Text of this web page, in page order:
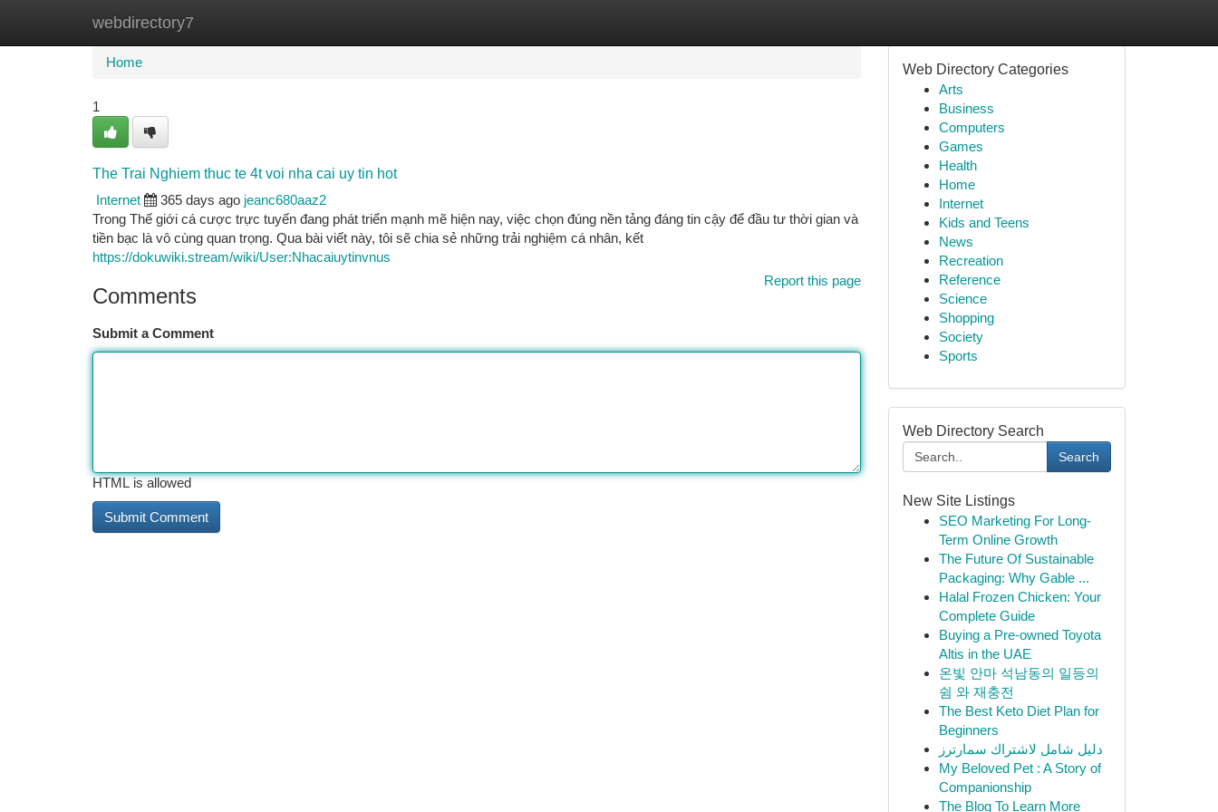
webdirectory7
Home New Site Listings
Home
1
The Trai Nghiem thuc te 4t voi nha cai uy tin hot
Internet
365 days ago jeanc680aaz2
Trong Thế giới cá cược trực tuyến đang phát triển mạnh mẽ hiện nay, việc chọn đúng nền tảng đáng tin cậy để đầu tư thời gian và
tiền bạc là vô cùng quan trọng. Qua bài viết này, tôi sẽ chia sẻ những trải nghiệm cá nhân, kết
https://dokuwiki.stream/wiki/User:Nhacaiuytinvnus
Report this page
Comments
Submit a Comment
HTML is allowed
Web Directory Categories
Arts
Business
Computers
Games
Health
Home
Internet
Kids and Teens
News
Recreation
Reference
Science
Shopping
Society
Sports
Web Directory Search
Search
New Site Listings
SEO Marketing For Long-
Term Online Growth
The Future Of Sustainable
Packaging: Why Gable ...
Halal Frozen Chicken: Your
Complete Guide
Buying a Pre-owned Toyota
Altis in the UAE
온빛 안마 석남동의 일등의
쉼 와 재충전
The Best Keto Diet Plan for
Beginners
دليل شامل لاشتراك سمارترز
My Beloved Pet : A Story of
Companionship
The Blog To Learn More